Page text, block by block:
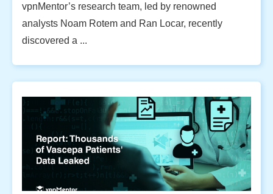
vpnMentor’s research team, led by renowned
analysts Noam Rotem and Ran Locar, recently
discovered a ...